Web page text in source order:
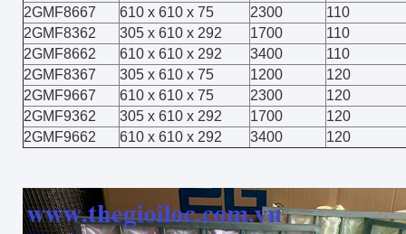
2GMF8667
610 x 610 x 75 2300
110
2GMF8362
305 x 610 x 292 1700
110
2GMF8662
610 x 610 x 292 3400
110
2GMF8367
305 x 610 x 75 1200
120
2GMF9667
610 x 610 x 75 2300
120
2GMF9362
305 x 610 x 292 1700
120
2GMF9662
610 x 610 x 292 3400 120